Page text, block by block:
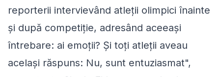
reporterii intervievând atleții olimpici înainte
și după competiție, adresând aceeași
întrebare: ai emoții? Și toți atleții aveau
același răspuns: Nu, sunt entuziasmat",